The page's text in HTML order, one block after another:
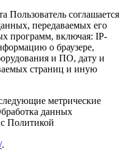
Пользователь соглашается
передаваемых его
программ, включая: IP-
о браузере,
и ПО, дату и
страниц и иную
метрические
данных
с Политикой
.